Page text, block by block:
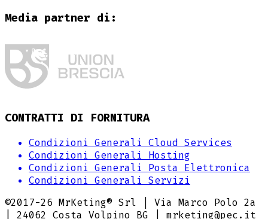
Media partner di:
CONTRATTI DI FORNITURA
Condizioni Generali Cloud Services
Condizioni Generali Hosting
Condizioni Generali Posta Elettronica
Condizioni Generali Servizi
©2017-26 MrKeting® Srl | Via Marco Polo 2a
| 24062 Costa Volpino BG | mrketing@pec.it